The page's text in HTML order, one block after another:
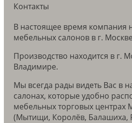
Контакты
В настоящее время компания
мебельных салонов в г.
Производство находится в г.
Владимире.
Мы всегда рады видеть Вас в
салонах, которые удобно
мебельных торговых центрах
(Мытищи, Королёв, Балашиха,